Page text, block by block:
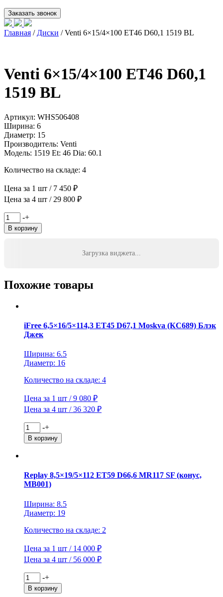
Главная / Диски / Venti 6×15/4×100 ET46 D60,1 1519 BL
Venti 6×15/4×100 ET46 D60,1
1519 BL
Артикул: WHS506408
Ширина: 6
Диаметр: 15
Производитель: Venti
Модель: 1519 Et: 46 Dia: 60.1
Количество на складе: 4
Цена за 1 шт / 7 450 ₽
Цена за 4 шт / 29 800 ₽
Количество
товара
Venti
BL
-+
В корзину
Загрузка виджета...
Похожие товары
iFree 6,5×16/5×114,3 ET45 D67,1 Moskva (КС689) Блэк
Джек
Ширина: 6.5
Диаметр: 16
Количество на складе: 4
Цена за 1 шт / 9 080 ₽
Цена за 4 шт / 36 320 ₽
Количество
товара
iFree
D67,1
Moskva
(КС689)
Джек
-+
В корзину
Replay 8,5×19/5×112 ET59 D66,6 MR117 SF (конус,
MB001)
Ширина: 8.5
Диаметр: 19
Количество на складе: 2
Цена за 1 шт / 14 000 ₽
Цена за 4 шт / 56 000 ₽
Количество
товара
Replay
-+
В корзину